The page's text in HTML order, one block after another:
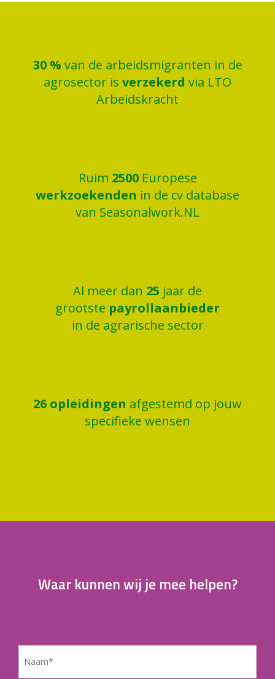
30 % van de arbeidsmigranten in de
agrosector is verzekerd via LTO
Arbeidskracht
Ruim 2500 Europese
werkzoekenden in de cv database
van Seasonalwork.NL
Al meer dan 25 jaar de
grootste payrollaanbieder
in de agrarische sector
26 opleidingen afgestemd op jouw
specifieke wensen
Waar kunnen wij je mee helpen?